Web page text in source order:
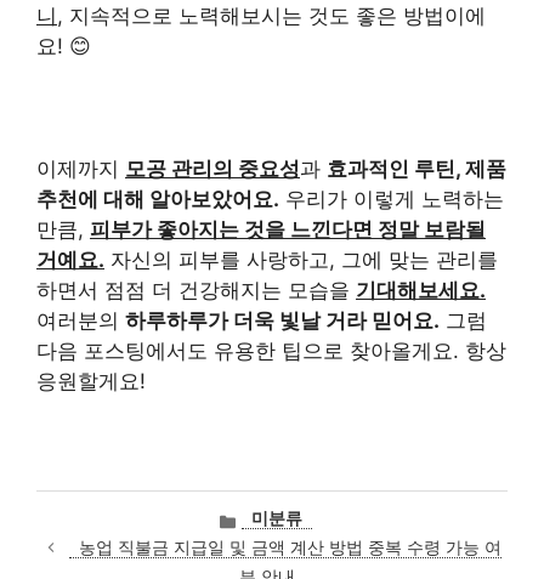
니, 지속적으로 노력해보시는 것도 좋은 방법이에
요! 😊
이제까지 모공 관리의 중요성과 효과적인 루틴, 제품
추천에 대해 알아보았어요. 우리가 이렇게 노력하는
만큼, 피부가 좋아지는 것을 느낀다면 정말 보람될
거예요. 자신의 피부를 사랑하고, 그에 맞는 관리를
하면서 점점 더 건강해지는 모습을 기대해보세요.
여러분의 하루하루가 더욱 빛날 거라 믿어요. 그럼
다음 포스팅에서도 유용한 팁으로 찾아올게요. 항상
응원할게요!
카
테
고
미분류
농업 직불금 지급일 및 금액 계산 방법 중복 수령 가능 여